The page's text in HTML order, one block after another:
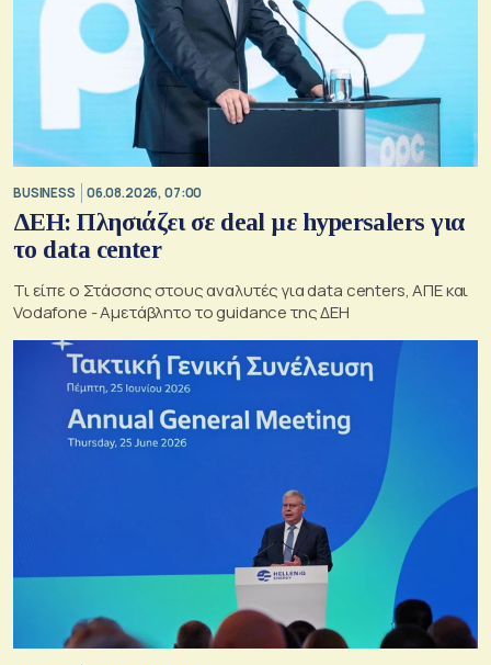
BUSINESS 06.08.2026, 07:00
ΔΕΗ: Πλησιάζει σε deal με hypersalers για
το data center
Τι είπε ο Στάσσης στους αναλυτές για data centers, ΑΠΕ και
Vodafone - Αμετάβλητο το guidance της ΔΕΗ